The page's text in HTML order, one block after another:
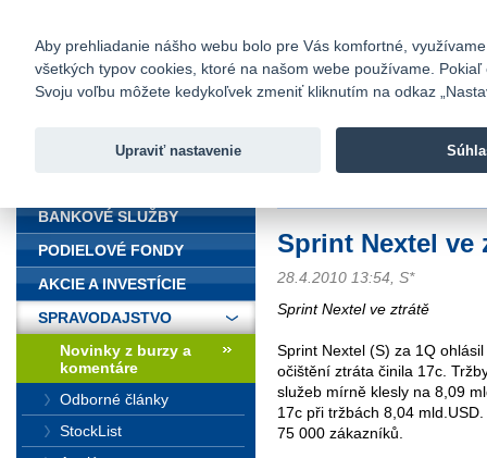
Fio banka
Fio banka
Sprint Nextel ve
28.4.2010 13:54, S*
Sprint Nextel ve ztrátě
Sprint Nextel (S) za 1Q
očištění ztráta činila 17c.
služeb mírně klesly na 8,09
17c při tržbách 8,04
75 000 zákazníků.
BANKOVÉ SLUŽBY
PODIELOVÉ FONDY
AKCIE A INVESTÍCIE
SPRAVODAJSTVO
Novinky z burzy a
komentáre
Odborné články
StockList
Aby prehliadanie nášho webu bolo pre Vás komfortné,
všetkých typov cookies, ktoré na našom webe používame.
Svoju voľbu môžete kedykoľvek zmeniť kliknutím na odkaz
Upraviť nastavenie